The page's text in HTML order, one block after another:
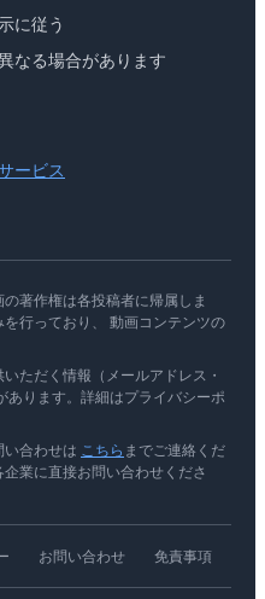
に従う
なる場合があります
ービス
著作権は各投稿者に帰属しま
行っており、 動画コンテンツの
ただく情報（メールアドレス・
あります。詳細はプライバシーポ
い合わせは こちら までご連絡くだ
業に直接お問い合わせくださ
お問い合わせ 免責事項